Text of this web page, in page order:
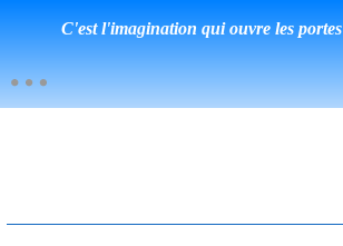
C'est l'imagination qui ouvre les portes